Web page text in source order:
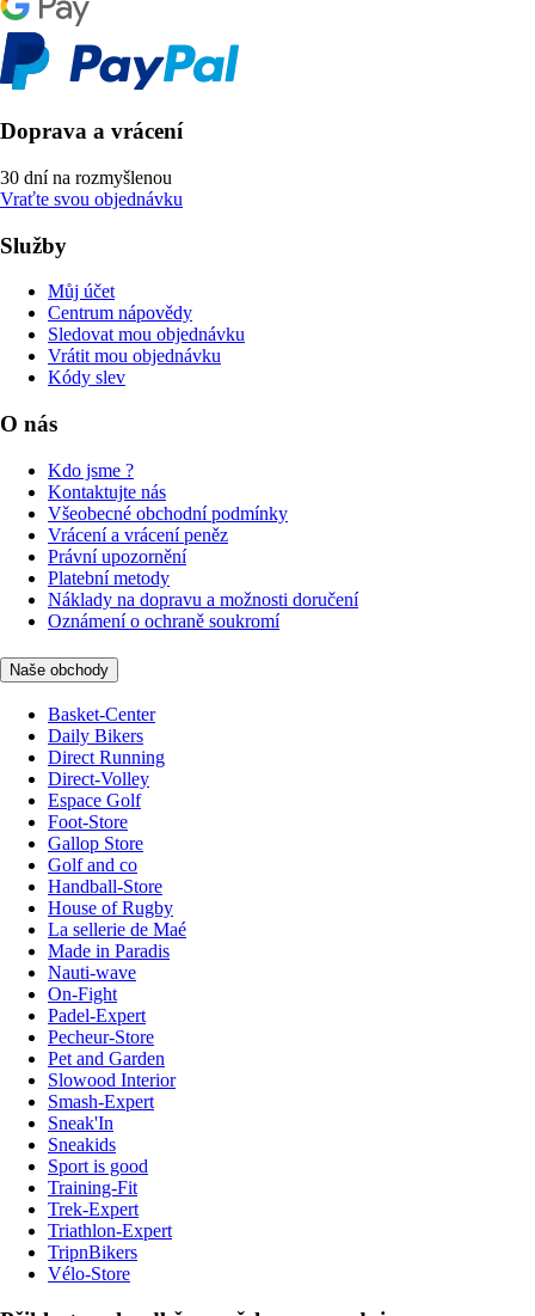
Doprava a vrácení
30 dní na rozmyšlenou
Vraťte svou objednávku
Služby
Můj účet
Centrum nápovědy
Sledovat mou objednávku
Vrátit mou objednávku
Kódy slev
O nás
Kdo jsme ?
Kontaktujte nás
Všeobecné obchodní podmínky
Vrácení a vrácení peněz
Právní upozornění
Platební metody
Náklady na dopravu a možnosti doručení
Oznámení o ochraně soukromí
Naše obchody
Basket-Center
Daily Bikers
Direct Running
Direct-Volley
Espace Golf
Foot-Store
Gallop Store
Golf and co
Handball-Store
House of Rugby
La sellerie de Maé
Made in Paradis
Nauti-wave
On-Fight
Padel-Expert
Pecheur-Store
Pet and Garden
Slowood Interior
Smash-Expert
Sneak'In
Sneakids
Sport is good
Training-Fit
Trek-Expert
Triathlon-Expert
TripnBikers
Vélo-Store